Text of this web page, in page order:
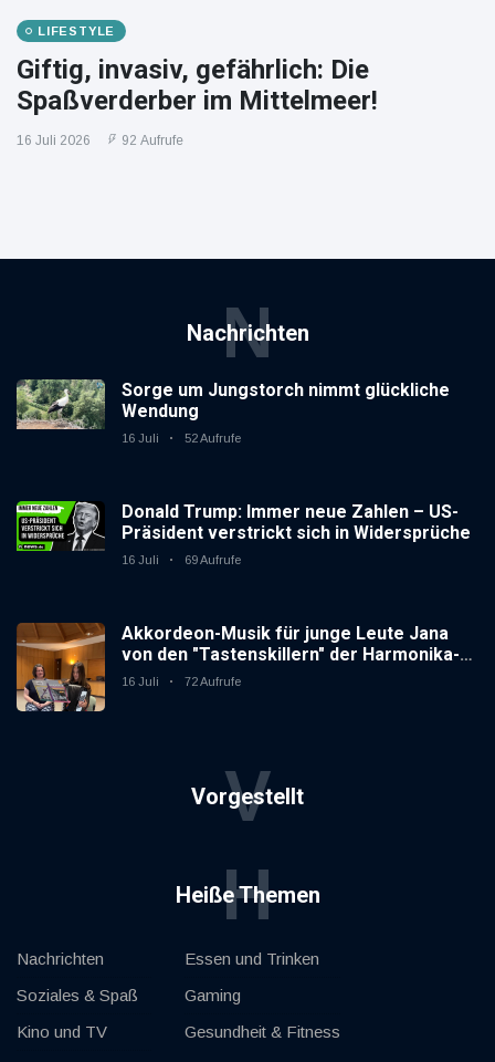
LIFESTYLE
Giftig, invasiv, gefährlich: Die
Spaßverderber im Mittelmeer!
16 Juli 2026 92 Aufrufe
Nachrichten
N
Sorge um Jungstorch nimmt glückliche
Wendung
16 Juli 52 Aufrufe
Donald Trump: Immer neue Zahlen – US-
Präsident verstrickt sich in Widersprüche
16 Juli 69 Aufrufe
Akkordeon-Musik für junge Leute Jana
von den "Tastenskillern" der Harmonika-
Vereinigung Gaggenau zeigt, wie "jung"
16 Juli 72 Aufrufe
Vorgestellt
V
Heiße Themen
H
Nachrichten
Soziales & Spaß
Kino und TV
Essen und Trinken
Gaming
Gesundheit & Fitness